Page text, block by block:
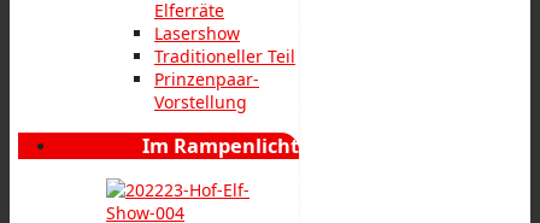
Elferräte
Lasershow
Traditioneller Teil
Prinzenpaar-
Vorstellung
Im Rampenlicht